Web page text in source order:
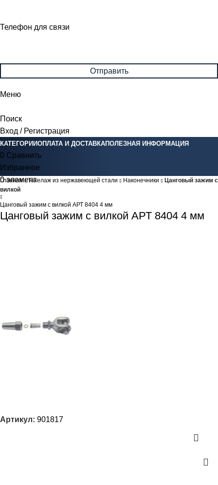
Телефон для связи
Меню
Поиск
Вход / Регистрация
КАТЕГОРИИОПЛАТА И ДОСТАВКАПОЛЕЗНАЯ ИНФОРМАЦИЯ
0 Сравнить
Избранное
0элемент 0Br
Главная Такелаж из нержавеющей стали Наконечники
Цанговый зажим с
вилкой
Цанговый зажим с вилкой АРТ 8404 4 мм
Цанговый зажим с вилкой АРТ 8404 4 мм
Артикул: 901817